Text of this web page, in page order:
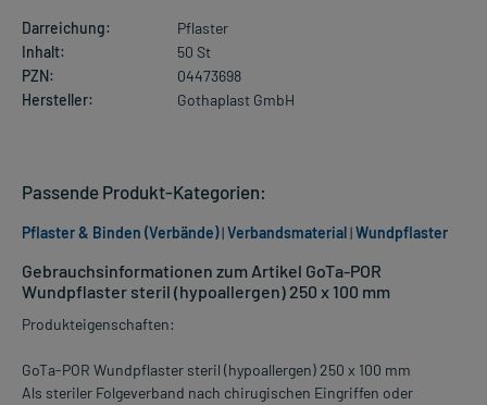
Darreichung:
Pflaster
Inhalt:
50 St
PZN:
04473698
Hersteller:
Gothaplast GmbH
Gebrauchsinformationen zum Artikel GoTa-POR
Wundpflaster steril (hypoallergen) 250 x 100 mm
Produkteigenschaften:
GoTa-POR Wundpflaster steril (hypoallergen) 250 x 100 mm
Als steriler Folgeverband nach chirugischen Eingriffen oder
Passende Produkt-Kategorien:
Pflaster & Binden (Verbände)|Verbandsmaterial|Wundpflaster